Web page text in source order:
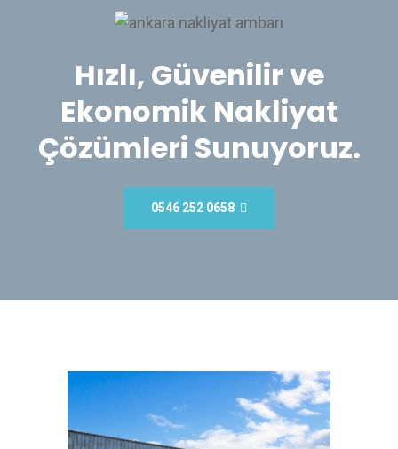
Hızlı, Güvenilir ve
Ekonomik Nakliyat
Çözümleri Sunuyoruz.
0546 252 0658